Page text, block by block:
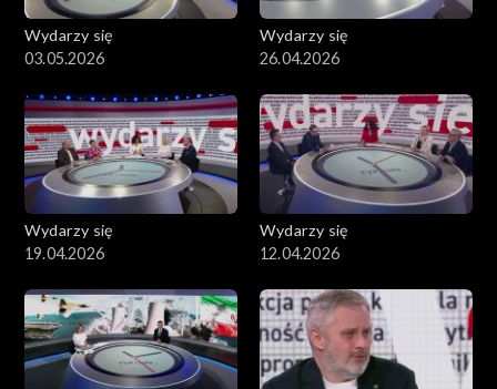
Wydarzy się
03.05.2026
Wydarzy się
26.04.2026
Wydarzy się
19.04.2026
Wydarzy się
12.04.2026